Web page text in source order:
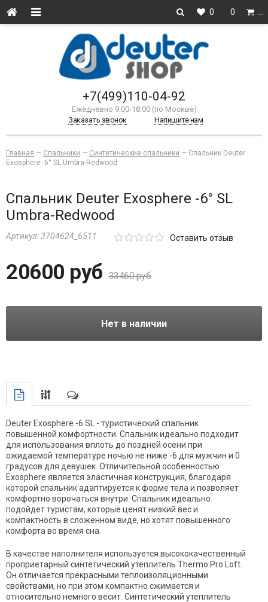
0 0
+7(499)110-04-92
Ежедневно 9:00-18:00 (по Москве)
Заказать звонок
Напишите нам
Главная — Спальники — Синтетические спальники — Спальник Deuter
Exosphere -6° SL Umbra-Redwood
Спальник Deuter Exosphere -6° SL
Umbra-Redwood
Артикул:3704624_6511 Оставить отзыв
20600 руб 33460 руб
Нет в наличии
Deuter Exosphere -6 SL - туристический спальник
повышенной комфортности. Спальник идеально подходит
для использования вплоть до поздней осени при
ожидаемой температуре ночью не ниже -6 для мужчин и 0
градусов для девушек. Отличительной особенностью
Exosphere является эластичная конструкция, благодаря
которой спальник адаптируется к форме тела и позволяет
комфортно ворочаться внутри. Спальник идеально
подойдет туристам, которые ценят низкий вес и
компактность в сложенном виде, но хотят повышенного
комфорта во время сна.
В качестве наполнителя используется высококачественный
проприетарный синтетический утеплитель Thermo Pro Loft.
Он отличается прекрасными теплоизоляционными
свойствами, но при этом компактно сжимается и
относительно немного весит. Синтетический утеплитель